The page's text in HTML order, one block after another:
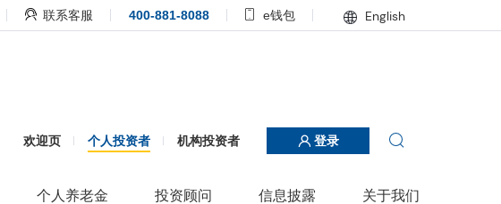
联系客服 400-881-8088 e钱包 English
欢迎页 个人投资者 机构投资者 登录
个人养老金 投资顾问 信息披露 关于我们